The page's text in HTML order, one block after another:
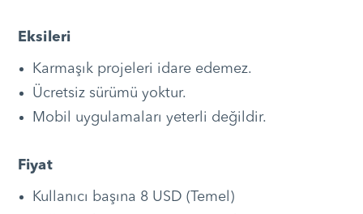
Eksileri
Karmaşık projeleri idare edemez.
Ücretsiz sürümü yoktur.
Mobil uygulamaları yeterli değildir.
Fiyat
Kullanıcı başına 8 USD (Temel)